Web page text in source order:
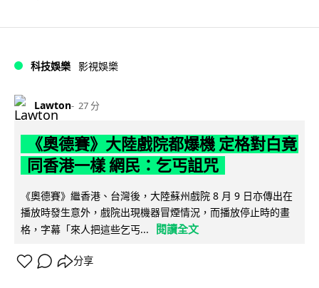
科技娛樂 影視娛樂
Lawton 27 分
《奧德賽》大陸戲院都爆機 定格對白竟
同香港一樣 網民：乞丐詛咒
《奧德賽》繼香港、台灣後，大陸蘇州戲院 8 月 9 日亦傳出在
播放時發生意外，戲院出現機器冒煙情況，而播放停止時的畫
格，字幕「來人把這些乞丐...
閱讀全文
分享